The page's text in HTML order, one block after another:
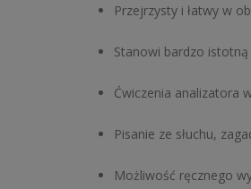
Przejrzysty i łatwy w
Stanowi bardzo
Ćwiczenia analizatora
Pisanie ze słuchu,
Możliwość ręcznego